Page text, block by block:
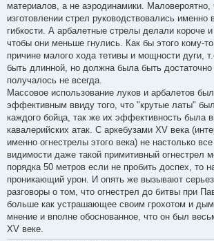
материалов, а не аэродинамики. Маловероятно,
изготовлении стрел руководствовались именно
гибкости. А арбалетные стрелы делали короче
чтобы они меньше гнулись. Как бы этого кому-
причине малого хода тетивы и мощности дуги,
быть длинной, но должна была быть достаточно
получалось не всегда.
Массовое использование луков и арбалетов
эффективным ввиду того, что "крутые латы"
каждого бойца, так же их эффективность была
кавалерийских атак. С аркебузами XV века
именно огнестрелы этого века) не настолько
видимости даже такой примитивный огнестрел
порядка 50 метров если не пробить доспех, то
проникающий урон. И опять же вызывают
разговоры о том, что огнестрел до битвы при
больше как устрашающее своим грохотом и
мнение и вполне обоснованное, что он был
XV веке.